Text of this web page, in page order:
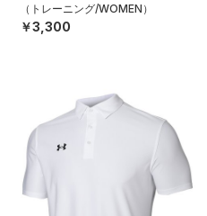
（トレーニング/WOMEN）
￥3,300